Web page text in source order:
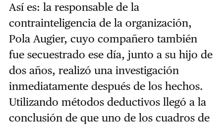
Así es: la responsable de la
contrainteligencia de la organización,
Pola Augier, cuyo compañero también
fue secuestrado ese día, junto a su hijo de
dos años, realizó una investigación
inmediatamente después de los hechos.
Utilizando métodos deductivos llegó a la
conclusión de que uno de los cuadros de